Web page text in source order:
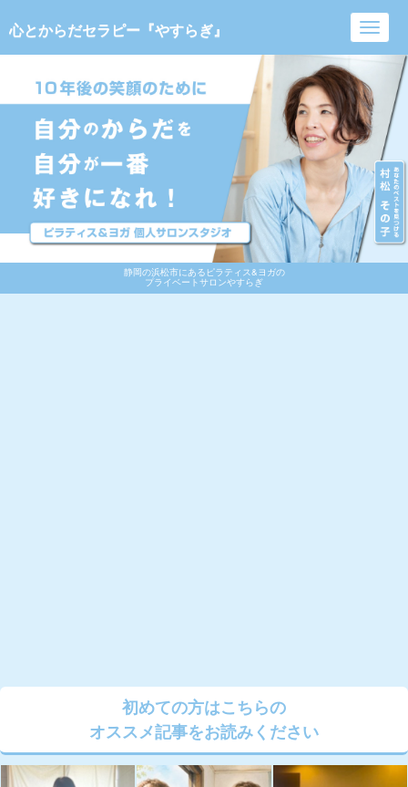
静岡の浜松市にあるピラティス&ヨガの
プライベートサロンやすらぎ
心とからだセラピー『やすらぎ』
初めての方はこちらの
オススメ記事をお読みください